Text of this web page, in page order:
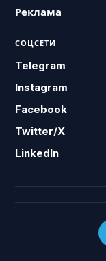
Реклама
СОЦСЕТИ
Telegram
Instagram
Facebook
Twitter/X
LinkedIn